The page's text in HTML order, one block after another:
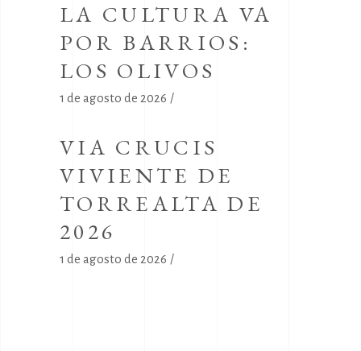
LA CULTURA VA
POR BARRIOS:
LOS OLIVOS
1 de agosto de 2026
VIA CRUCIS
VIVIENTE DE
TORREALTA DE
2026
1 de agosto de 2026